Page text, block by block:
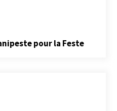
pour la Feste